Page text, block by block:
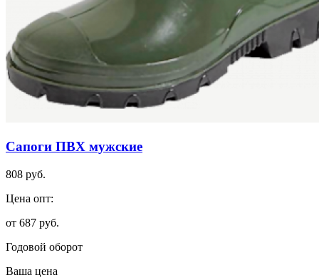
Сапоги ПВХ мужские
808 руб.
Цена опт:
от 687 руб.
Годовой оборот
Ваша цена